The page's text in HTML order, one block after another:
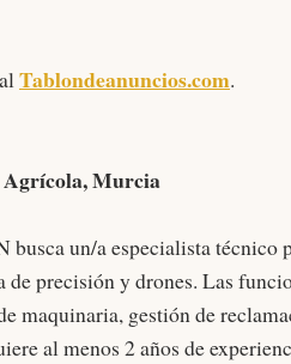
Tablondeanuncios.com.
Agrícola, Murcia
un/a especialista técnico
precisión y drones. Las
maquinaria, gestión de
al menos 2 años de